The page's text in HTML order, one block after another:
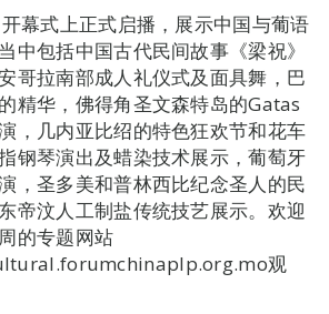
幕式上正式启播，展示中国与葡语
中包括中国古代民间故事《梁祝》
哥拉南部成人礼仪式及面具舞，巴
精华，佛得角圣文森特岛的Gatas
，几内亚比绍的特色狂欢节和花车
钢琴演出及蜡染技术展示，葡萄牙
，圣多美和普林西比纪念圣人的民
帝汶人工制盐传统技艺展示。欢迎
的专题网站
观